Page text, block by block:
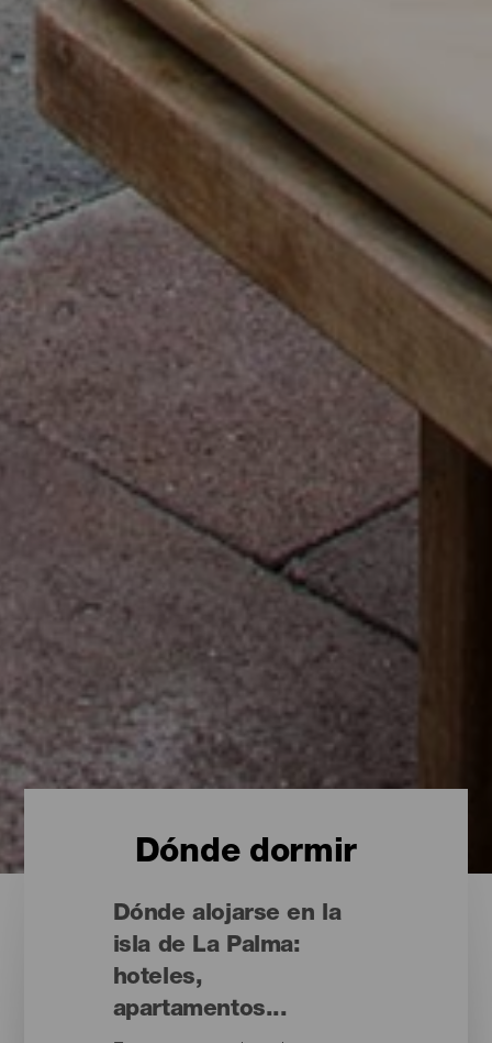
Dónde dormir
Dónde alojarse en la
isla de La Palma:
hoteles,
apartamentos...